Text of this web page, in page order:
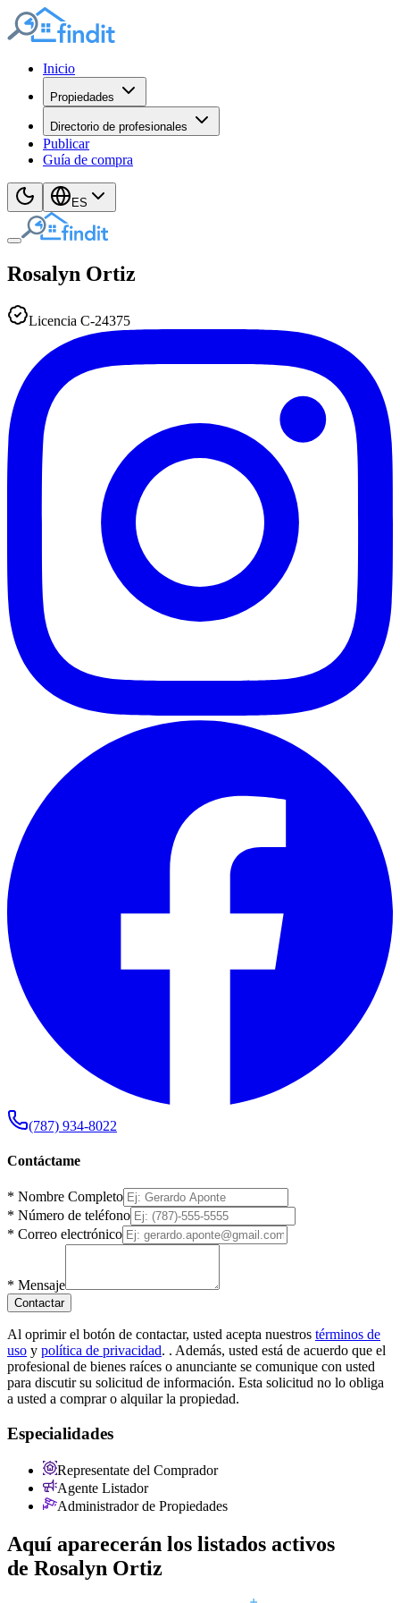
Inicio
Propiedades
Directorio de profesionales
Publicar
Guía de compra
ES
Rosalyn Ortiz
Licencia C-24375
(787) 934-8022
Contáctame
* Nombre Completo
* Número de teléfono
* Correo electrónico
* Mensaje
Contactar
Al oprimir el botón de contactar, usted acepta nuestros términos de
uso y política de privacidad. . Además, usted está de acuerdo que el
profesional de bienes raíces o anunciante se comunique con usted
para discutir su solicitud de información. Esta solicitud no lo obliga
a usted a comprar o alquilar la propiedad.
Especialidades
Representate del Comprador
Agente Listador
Administrador de Propiedades
Aquí aparecerán los listados activos
de Rosalyn Ortiz